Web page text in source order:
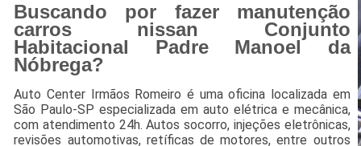
Buscando por fazer manutenção
carros nissan Conjunto
Habitacional Padre Manoel da
Nóbrega?
Auto Center Irmãos Romeiro é uma oficina localizada em
São Paulo-SP especializada em auto elétrica e mecânica,
com atendimento 24h. Autos socorro, injeções eletrônicas,
revisões automotivas, retíficas de motores, entre outros